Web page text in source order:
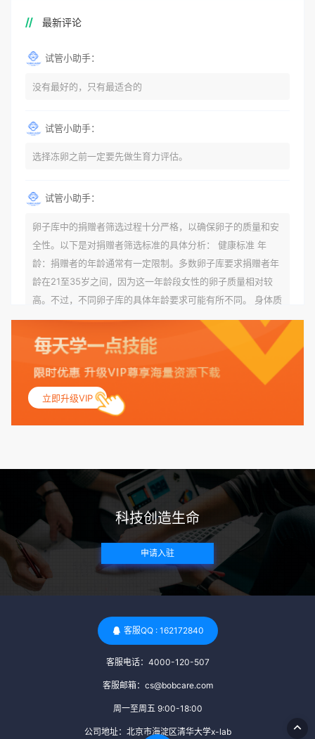
最新评论
试管小助手：
没有最好的，只有最适合的
试管小助手：
选择冻卵之前一定要先做生育力评估。
试管小助手：
卵子库中的捐赠者筛选过程十分严格，以确保卵子的质量和安
全性。以下是对捐赠者筛选标准的具体分析： 健康标准 年
龄：捐赠者的年龄通常有一定限制。多数卵子库要求捐赠者年
龄在21至35岁之间，因为这一年龄段女性的卵子质量相对较
高。不过，不同卵子库的具体年龄要求可能有所不同。 身体质
量指数（BMI）：捐赠者的BMI通常需要在正常范围内，以确
保其身体健康状况良好。过高的BMI可能与多种健康问题相关
联，包括不孕症和妊娠并发症。 生殖健康：捐赠者需要有规律
的月经期，无生殖障碍或异常问题。此外，还需要进行详细的
妇科检查，以确保其生殖系统的健康。 遗传病史与家族病史：
捐赠者及其家庭成员需要无严重的遗传病史、精神病史和传染
病史。这通常需要通过基因检测、家族史调查和医疗记录审查
带任何可传染给受卵者的病原体。 药物与生活习惯：捐赠者需
要是非尼古丁使用者、非吸烟者、非吸毒者，并且未使用可能
影响卵子质量的药物，如某些精神药物和避孕植入物。 学历与
心理标准 学历要求：部分卵子库对捐赠者的学历有一定要求，
但这并非普遍标准。一些卵子库可能更倾向于选择受过高等教
育的女性作为捐赠者，但这并不是绝对的筛选条件。 心理状态
评估：捐赠者需要进行心理状态评估，以确定其对捐赠过程的
于确保捐赠者在捐赠过程中保持积极的心态，并理解其捐赠行
为的意义。 其他标准 责任心与沟通能力：由于捐卵过程的时
间不确定性，捐赠者需要有责任心，善于沟通，并尊重预约和
时间表。这有助于确保捐赠周期的顺利进行，并保障受卵者的
权益。 面试与筛选流程：捐赠者通常需要经过面试和严格的筛
立即升级VIP
科技创造生命
申请入驻
客服QQ : 162172840
客服电话：4000-120-507
客服邮箱：cs@bobcare.com
周一至周五 9:00-18:00
公司地址：北京市海淀区清华大学x-lab